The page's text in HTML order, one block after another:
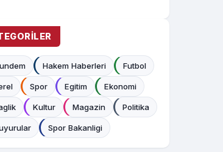
Hakem Haberleri Futbol
Spor Egitim Ekonomi
Kultur Magazin Politika
Spor Bakanligi